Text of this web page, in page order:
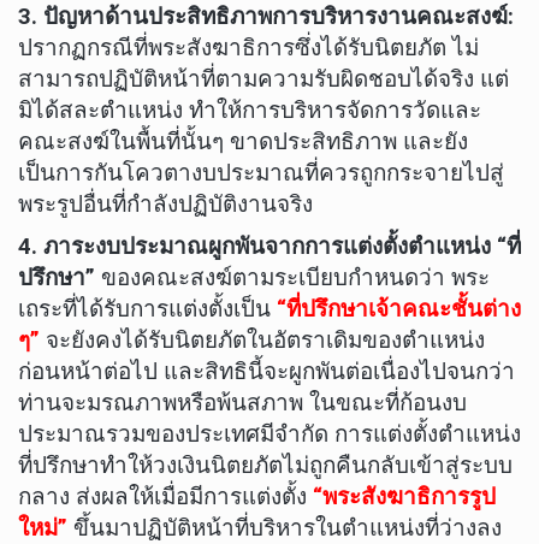
3. ปัญหาด้านประสิทธิภาพการบริหารงานคณะสงฆ์:
ปรากฏกรณีที่พระสังฆาธิการซึ่งได้รับนิตยภัต ไม่
สามารถปฏิบัติหน้าที่ตามความรับผิดชอบได้จริง แต่
มิได้สละตำแหน่ง ทำให้การบริหารจัดการวัดและ
คณะสงฆ์ในพื้นที่นั้นๆ ขาดประสิทธิภาพ และยัง
เป็นการกันโควตางบประมาณที่ควรถูกกระจายไปสู่
พระรูปอื่นที่กำลังปฏิบัติงานจริง
4. ภาระงบประมาณผูกพันจากการแต่งตั้งตำแหน่ง “ที่
ปรึกษา” ของคณะสงฆ์ตามระเบียบกำหนดว่า พระ
เถระที่ได้รับการแต่งตั้งเป็น “ที่ปรึกษาเจ้าคณะชั้นต่าง
ๆ” จะยังคงได้รับนิตยภัตในอัตราเดิมของตำแหน่ง
ก่อนหน้าต่อไป และสิทธินี้จะผูกพันต่อเนื่องไปจนกว่า
ท่านจะมรณภาพหรือพ้นสภาพ ในขณะที่ก้อนงบ
ประมาณรวมของประเทศมีจำกัด การแต่งตั้งตำแหน่ง
ที่ปรึกษาทำให้วงเงินนิตยภัตไม่ถูกคืนกลับเข้าสู่ระบบ
กลาง ส่งผลให้เมื่อมีการแต่งตั้ง “พระสังฆาธิการรูป
ใหม่” ขึ้นมาปฏิบัติหน้าที่บริหารในตำแหน่งที่ว่างลง